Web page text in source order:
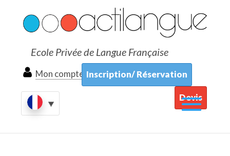
Ecole Privée de Langue Française
Mon compte Inscription/ Réservation
Devis